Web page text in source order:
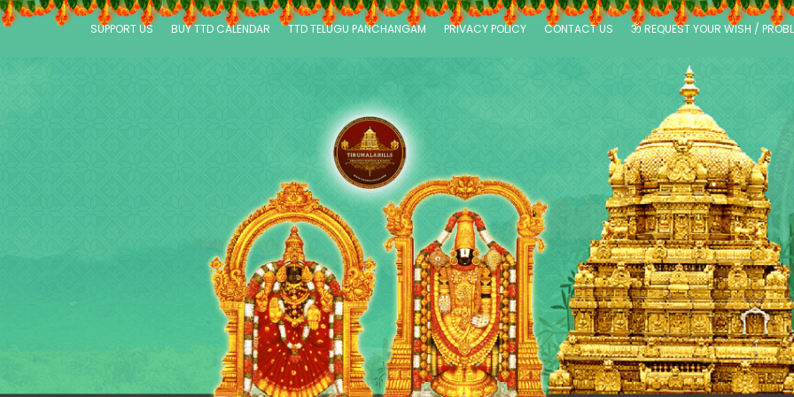
SUPPORT US BUY TTD CALENDAR TTD TELUGU PANCHANGAM PRIVACY POLICY CONTACT US ॐ REQUEST YOUR WISH /